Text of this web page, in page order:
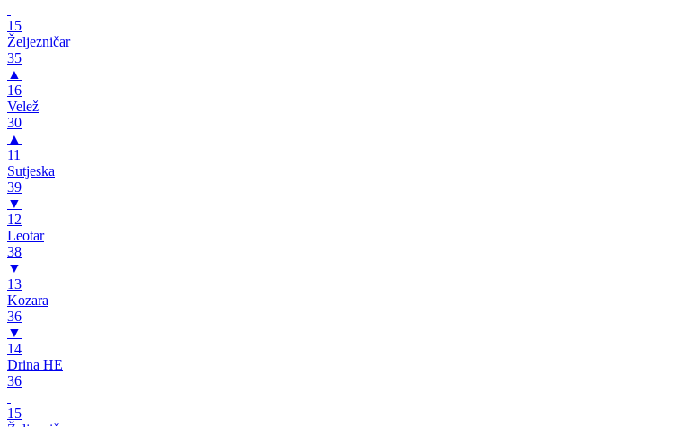
15
Željezničar
35
▲
16
Velež
30
▲
11
Sutjeska
39
▼
12
Leotar
38
▼
13
Kozara
36
▼
14
Drina HE
36
15